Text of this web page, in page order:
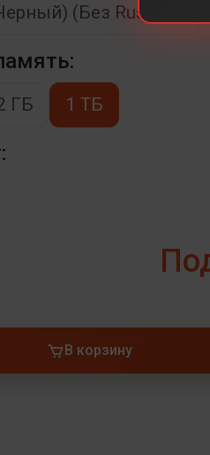
(Без Rustore)
ГБ 1 ТБ
В корзину